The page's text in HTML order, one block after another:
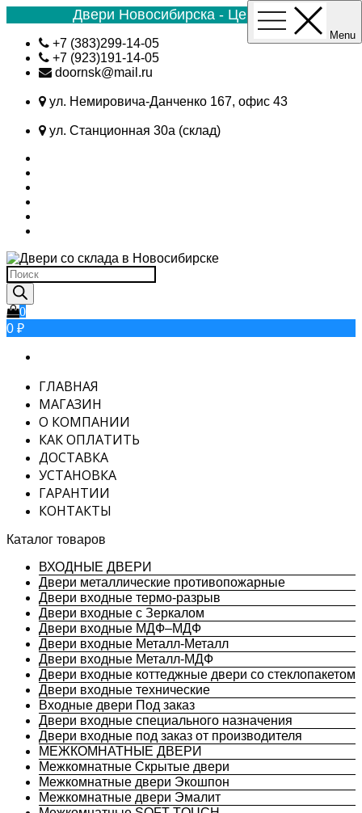
Двери Новосибирска - Цена №1
Skip
content
+7 (383)299-14-05
+7 (923)191-14-05
doornsk@mail.ru
ул. Немировича-Данченко 167, офис 43
ул. Станционная 30а (склад)
Поиск
товаров
0
0 ₽
Menu
ГЛАВНАЯ
МАГАЗИН
О КОМПАНИИ
КАК ОПЛАТИТЬ
ДОСТАВКА
УСТАНОВКА
ГАРАНТИИ
КОНТАКТЫ
Каталог товаров
ВХОДНЫЕ ДВЕРИ
Двери металлические противопожарные
Двери входные термо-разрыв
Двери входные с Зеркалом
Двери входные МДФ–МДФ
Двери входные Металл-Металл
Двери входные Металл-МДФ
Двери входные коттеджные двери со стеклопакетом
Двери входные технические
Входные двери Под заказ
Двери входные специального назначения
Двери входные под заказ от производителя
МЕЖКОМНАТНЫЕ ДВЕРИ
Межкомнатные Скрытые двери
Межкомнатные двери Экошпон
Межкомнатные двери Эмалит